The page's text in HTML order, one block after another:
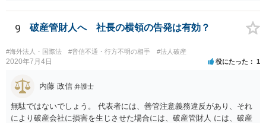
等、ご希望によって進め方や必要な証拠が変わってきますので、速や
かにお近くの法律事務所に直接ご相談いただくことをおすすめいたし
9 破産管財人へ 社長の横領の告発は有効？
#海外法人・国際法 #音信不通・行方不明の相手 #法人破産
2020年7月4日 役にたった 1
内藤 政信 弁護士
無駄ではないでしょう。 代表者には、善管注意義務違反があり、それ
により破産会社に損害を生じさせた場合には、破産管財人 には、破産